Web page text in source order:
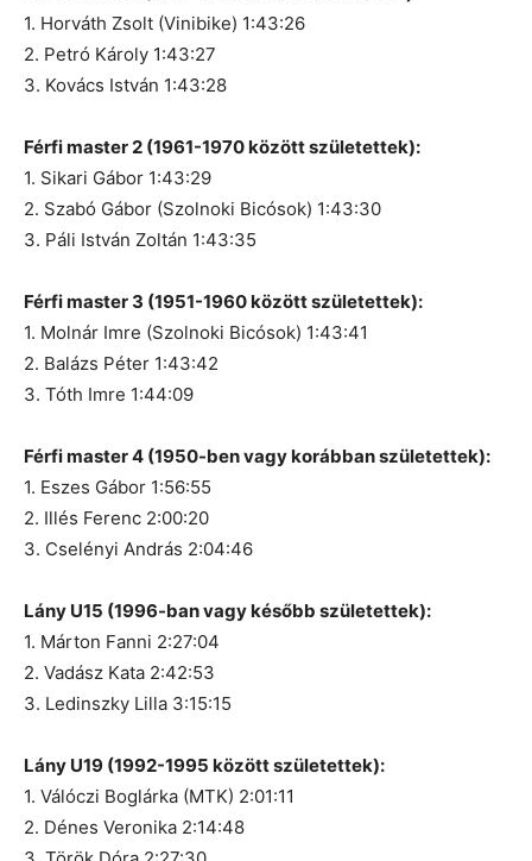
1. Horváth Zsolt (Vinibike) 1:43:26
2. Petró Károly 1:43:27
3. Kovács István 1:43:28
Férfi master 2 (1961-1970 között születettek):
1. Sikari Gábor 1:43:29
2. Szabó Gábor (Szolnoki Bicósok) 1:43:30
3. Páli István Zoltán 1:43:35
Férfi master 3 (1951-1960 között születettek):
1. Molnár Imre (Szolnoki Bicósok) 1:43:41
2. Balázs Péter 1:43:42
3. Tóth Imre 1:44:09
Férfi master 4 (1950-ben vagy korábban születettek):
1. Eszes Gábor 1:56:55
2. Illés Ferenc 2:00:20
3. Cselényi András 2:04:46
Lány U15 (1996-ban vagy később születettek):
1. Márton Fanni 2:27:04
2. Vadász Kata 2:42:53
3. Ledinszky Lilla 3:15:15
Lány U19 (1992-1995 között születettek):
1. Válóczi Boglárka (MTK) 2:01:11
2. Dénes Veronika 2:14:48